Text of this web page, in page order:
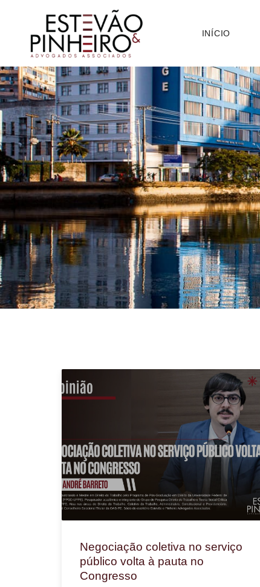
INÍCIO
Negociação coletiva no serviço
público volta à pauta no
Congresso